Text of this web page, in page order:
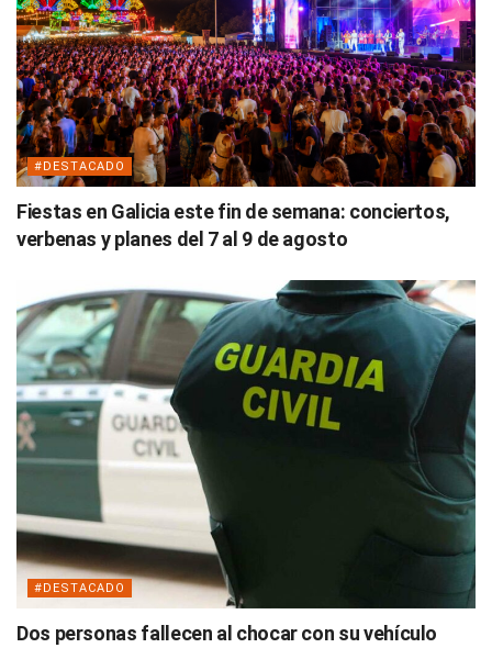
#DESTACADO
Fiestas en Galicia este fin de semana: conciertos,
verbenas y planes del 7 al 9 de agosto
#DESTACADO
Dos personas fallecen al chocar con su vehículo